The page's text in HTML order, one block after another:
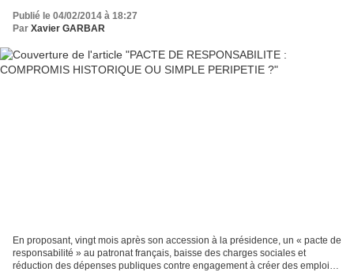
Publié le 04/02/2014 à 18:27
Par Xavier GARBAR
En proposant, vingt mois après son accession à la présidence, un « pacte de
responsabilité » au patronat français, baisse des charges sociales et
réduction des dépenses publiques contre engagement à créer des emplois